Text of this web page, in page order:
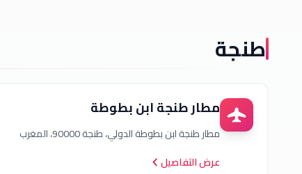
طنجة
مطار طنجة ابن بطوطة
مطار طنجة ابن بطوطة الدولي، طنجة 90000، المغرب
عرض التفاصيل